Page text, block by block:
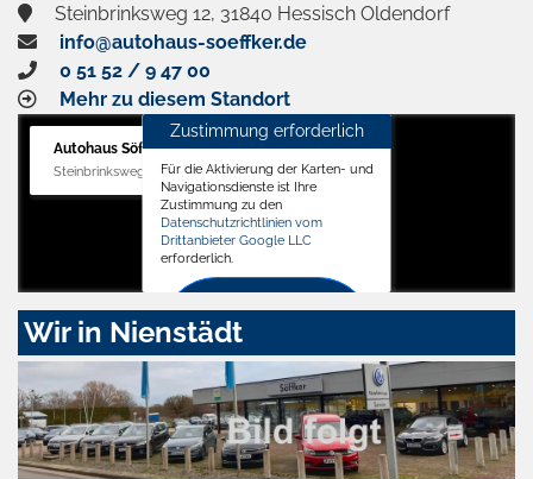
Steinbrinksweg 12, 31840 Hessisch Oldendorf
info@autohaus-soeffker.de
0 51 52 / 9 47 00
Mehr zu diesem Standort
Autohaus Söffker GmbH
Steinbrinksweg 12, 31840 Hessisch Oldendorf
Zustimmung erforderlich
Für die Aktivierung der Karten- und
Navigationsdienste ist Ihre
Zustimmung zu den
Datenschutzrichtlinien vom
Drittanbieter Google LLC
erforderlich.
Zustimmen
aktivieren
Wir in Nienstädt